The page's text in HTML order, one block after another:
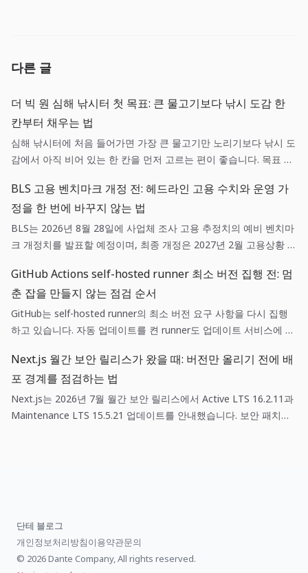
다른 글
더 빅 원 심해 낚시터 첫 목표: 큰 물고기보다 낚시 도감 한
칸부터 채우는 법
심해 낚시터에 처음 들어가면 가장 큰 물고기만 노리기보다 낚시 도
감에서 아직 비어 있는 한 칸을 먼저 고르는 편이 좋습니다. 목표 어
다음 행동이 흔들리지 않습니다.
BLS 고용 벤치마크 개정 전: 헤드라인 고용 수치와 운영 가
정을 한 번에 바꾸지 않는 법
BLS는 2026년 8월 28일에 사업체 조사 고용 추정치의 예비 벤치마
크 개정치를 발표할 예정이며, 최종 개정은 2027년 2월 고용상황 발
를 같은 신호로 취급하지 않고, 현금·채용·가격 가정을 분리해 기록
하는 것이 작은 팀의 운영 판단에 더 유용합니다.
GitHub Actions self-hosted runner 최소 버전 집행 전: 멈
춘 잡을 만들지 않는 점검 순서
GitHub는 self-hosted runner의 최소 버전 요구 사항을 다시 집행
하고 있습니다. 자동 업데이트를 켠 runner도 업데이트 서비스에 닿
에 수동으로 갱신해야 합니다. 운영팀은 등록 가능 여부와 실제 잡
실행 가능 여부를 따로 점검해야 합니다.
Next.js 월간 보안 릴리스가 왔을 때: 버전만 올리기 전에 배
포 경계를 점검하는 법
Next.js는 2026년 7월 월간 보안 릴리스에서 Active LTS 16.2.11과
Maintenance LTS 15.5.21 업데이트를 안내했습니다. 보안 패치는
단테 블로그
개인정보처리방침이용약관문의
© 2026 Dante Company, All rights reserved.